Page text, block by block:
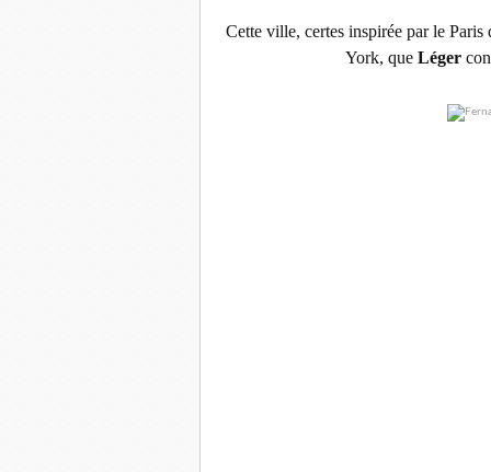
Cette ville, certes inspirée par le
York, que Léger